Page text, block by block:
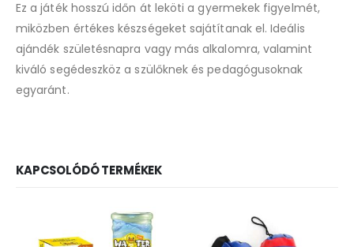
Ez a játék hosszú időn át leköti a gyermekek figyelmét,
miközben értékes készségeket sajátítanak el. Ideális
ajándék születésnapra vagy más alkalomra, valamint
kiváló segédeszköz a szülőknek és pedagógusoknak
egyaránt.
KAPCSOLÓDÓ TERMÉKEK